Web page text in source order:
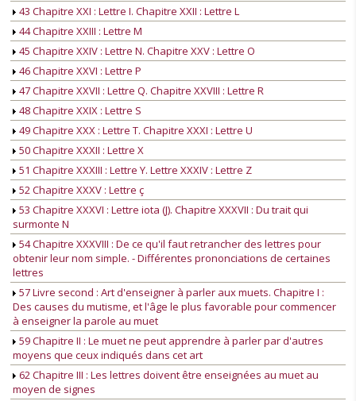
43 Chapitre XXI : Lettre I. Chapitre XXII : Lettre L
44 Chapitre XXIII : Lettre M
45 Chapitre XXIV : Lettre N. Chapitre XXV : Lettre O
46 Chapitre XXVI : Lettre P
47 Chapitre XXVII : Lettre Q. Chapitre XXVIII : Lettre R
48 Chapitre XXIX : Lettre S
49 Chapitre XXX : Lettre T. Chapitre XXXI : Lettre U
50 Chapitre XXXII : Lettre X
51 Chapitre XXXIII : Lettre Y. Lettre XXXIV : Lettre Z
52 Chapitre XXXV : Lettre ç
53 Chapitre XXXVI : Lettre iota (J). Chapitre XXXVII : Du trait qui
surmonte N
54 Chapitre XXXVIII : De ce qu'il faut retrancher des lettres pour
obtenir leur nom simple. - Différentes prononciations de certaines
lettres
57 Livre second : Art d'enseigner à parler aux muets. Chapitre I :
Des causes du mutisme, et l'âge le plus favorable pour commencer
à enseigner la parole au muet
59 Chapitre II : Le muet ne peut apprendre à parler par d'autres
moyens que ceux indiqués dans cet art
62 Chapitre III : Les lettres doivent être enseignées au muet au
moyen de signes